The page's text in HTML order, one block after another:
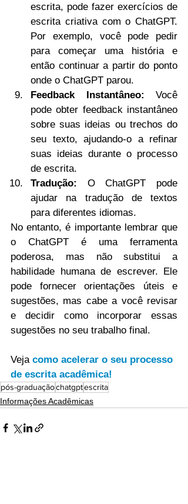
escrita, pode fazer exercícios de
escrita criativa com o ChatGPT.
Por exemplo, você pode pedir
para começar uma história e
então continuar a partir do ponto
onde o ChatGPT parou.
Feedback Instantâneo: Você
pode obter feedback instantâneo
sobre suas ideias ou trechos do
seu texto, ajudando-o a refinar
suas ideias durante o processo
de escrita.
Tradução:
O ChatGPT pode
ajudar na tradução de textos
para diferentes idiomas.
No entanto, é importante lembrar que
o ChatGPT é uma ferramenta
poderosa, mas não substitui a
habilidade humana de escrever. Ele
pode fornecer orientações úteis e
sugestões, mas cabe a você revisar
e decidir como incorporar essas
sugestões no seu trabalho final.
Veja como acelerar o seu processo
de escrita acadêmica!
pós-graduaçãochatgptescrita
Informações Acadêmicas